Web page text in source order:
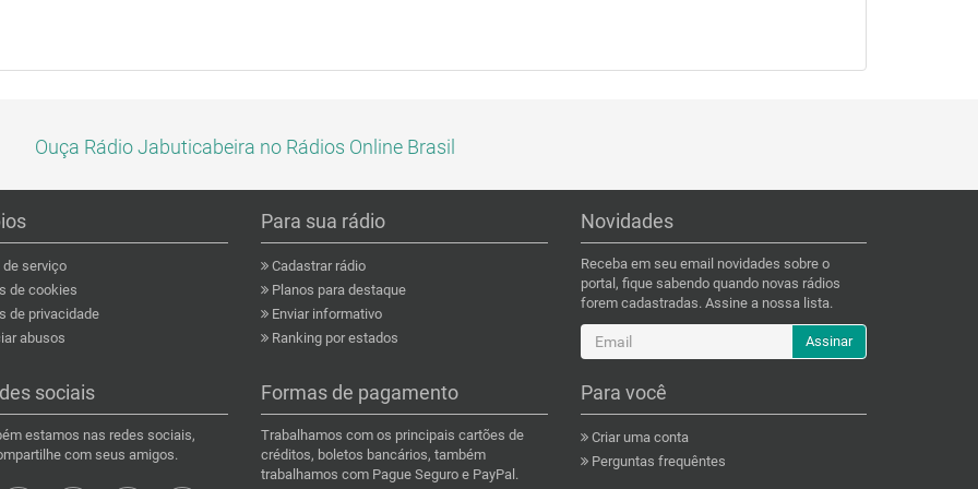
Ouça Rádio Jabuticabeira no Rádios Online Brasil
serviço
de cookies
de privacidade
abusos
Para sua rádio
Cadastrar rádio
Planos para destaque
Enviar informativo
Ranking por estados
Novidades
Receba em seu email novidades sobre o
portal, fique sabendo quando novas rádios
forem cadastradas. Assine a nossa lista.
Assinar
sociais
estamos nas redes sociais,
com seus amigos.
Formas de pagamento
Trabalhamos com os principais cartões de
créditos, boletos bancários, também
trabalhamos com Pague Seguro e PayPal.
Para você
Criar uma conta
Perguntas frequêntes